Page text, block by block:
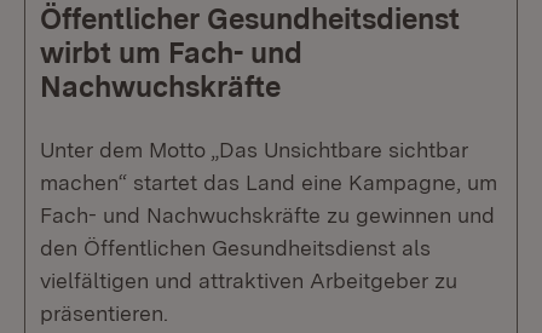
Öffentlicher Gesundheitsdienst
wirbt um Fach- und
Nachwuchskräfte
Unter dem Motto „Das Unsichtbare sichtbar
machen“ startet das Land eine Kampagne, um
Fach- und Nachwuchskräfte zu gewinnen und
den Öffentlichen Gesundheitsdienst als
vielfältigen und attraktiven Arbeitgeber zu
präsentieren.